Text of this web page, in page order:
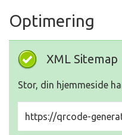
Optimering
XML Sitemap
Stor, din hjemmeside
https://qrcode-